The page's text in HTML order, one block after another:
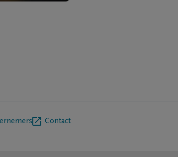
Contact